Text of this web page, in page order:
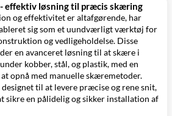
effektiv løsning til præcis skæring
og effektivitet er altafgørende, har
sig som et uundværligt værktøj for
og vedligeholdelse. Disse
en avanceret løsning til at skære i
kobber, stål, og plastik, med en
opnå med manuelle skæremetoder.
til at levere præcise og rene snit,
sikre en pålidelig og sikker installation af